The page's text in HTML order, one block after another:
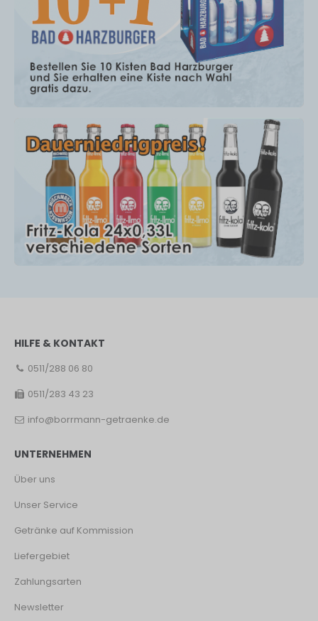
HILFE & KONTAKT
0511/288 06 80
0511/283 43 23
info@borrmann-getraenke.de
UNTERNEHMEN
Über uns
Unser Service
Getränke auf Kommission
Liefergebiet
Zahlungsarten
Newsletter